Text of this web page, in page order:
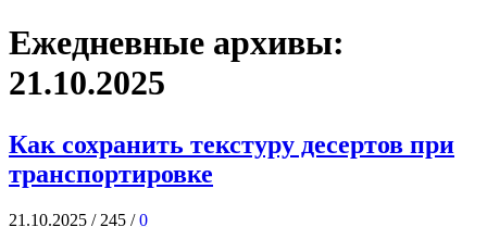
Ежедневные архивы:
21.10.2025
Как сохранить текстуру десертов при
транспортировке
21.10.2025 / 245 / 0